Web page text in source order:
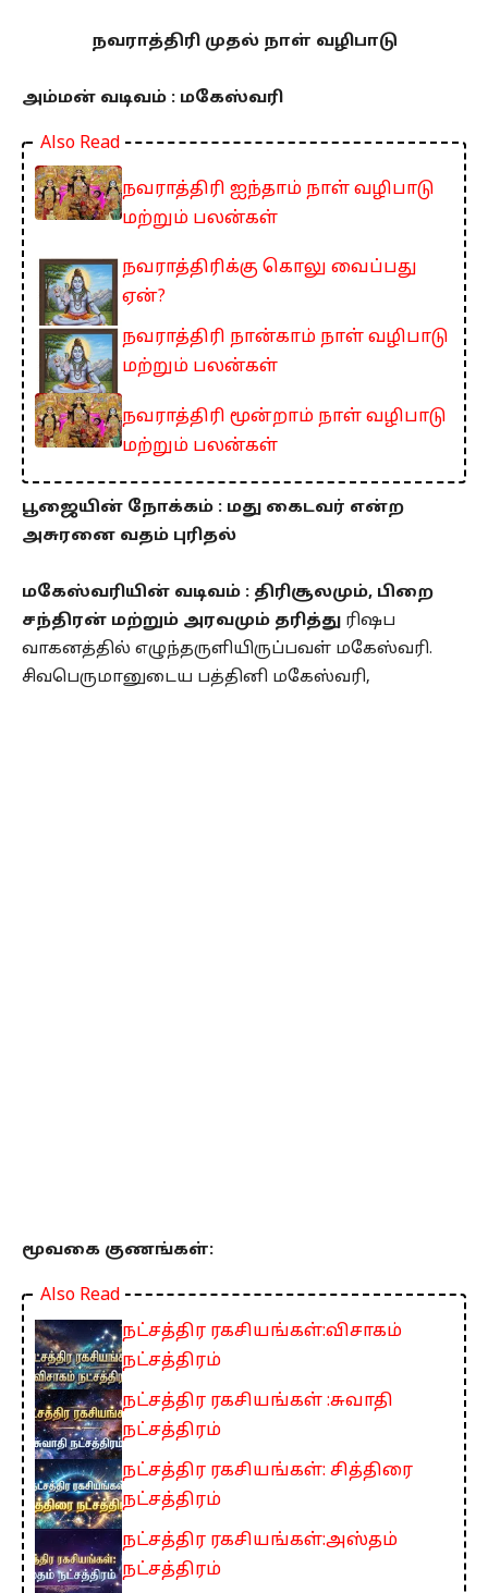
நவராத்திரி முதல் நாள் வழிபாடு
அம்மன் வடிவம் : மகேஸ்வரி
Also Read
நவராத்திரி ஐந்தாம் நாள் வழிபாடு
மற்றும் பலன்கள்
நவராத்திரிக்கு கொலு வைப்பது
ஏன்?
நவராத்திரி நான்காம் நாள் வழிபாடு
மற்றும் பலன்கள்
நவராத்திரி மூன்றாம் நாள் வழிபாடு
மற்றும் பலன்கள்
பூஜையின் நோக்கம் : மது கைடவர் என்ற
அசுரனை வதம் புரிதல்
மகேஸ்வரியின் வடிவம் : திரிசூலமும், பிறை
சந்திரன் மற்றும் அரவமும் தரித்து ரிஷப
வாகனத்தில் எழுந்தருளியிருப்பவள் மகேஸ்வரி.
சிவபெருமானுடைய பத்தினி மகேஸ்வரி,
மூவகை குணங்கள்:
Also Read
நட்சத்திர ரகசியங்கள்:விசாகம்
நட்சத்திரம்
நட்சத்திர ரகசியங்கள் :சுவாதி
நட்சத்திரம்
நட்சத்திர ரகசியங்கள்: சித்திரை
நட்சத்திரம்
நட்சத்திர ரகசியங்கள்:அஸ்தம்
நட்சத்திரம்